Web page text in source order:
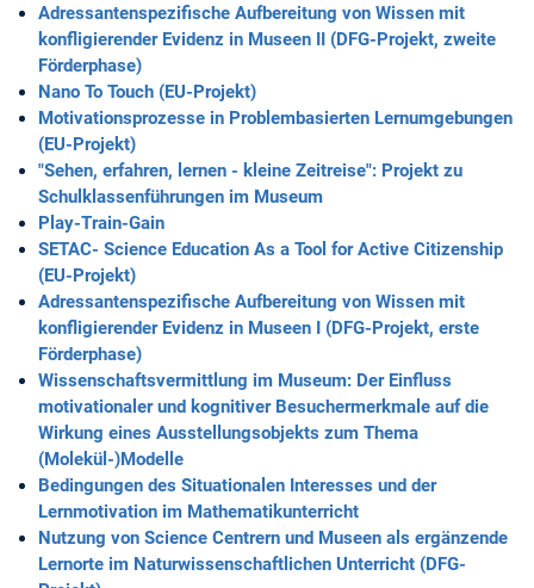
Adressantenspezifische Aufbereitung von Wissen mit
konfligierender Evidenz in Museen II (DFG-Projekt, zweite
Förderphase)
Nano To Touch (EU-Projekt)
Motivationsprozesse in Problembasierten Lernumgebungen
(EU-Projekt)
"Sehen, erfahren, lernen - kleine Zeitreise": Projekt zu
Schulklassenführungen im Museum
Play-Train-Gain
SETAC- Science Education As a Tool for Active Citizenship
(EU-Projekt)
Adressantenspezifische Aufbereitung von Wissen mit
konfligierender Evidenz in Museen I (DFG-Projekt, erste
Förderphase)
Wissenschaftsvermittlung im Museum: Der Einfluss
motivationaler und kognitiver Besuchermerkmale auf die
Wirkung eines Ausstellungsobjekts zum Thema
(Molekül-)Modelle
Bedingungen des Situationalen Interesses und der
Lernmotivation im Mathematikunterricht
Nutzung von Science Centrern und Museen als ergänzende
Lernorte im Naturwissenschaftlichen Unterricht (DFG-